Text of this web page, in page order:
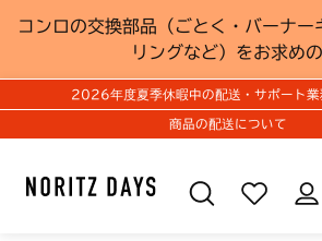
コンロの交換部品（ごとく・バーナー
リングなど）をお求め
2026年度夏季休暇中の配送・サポート業
商品の配送について